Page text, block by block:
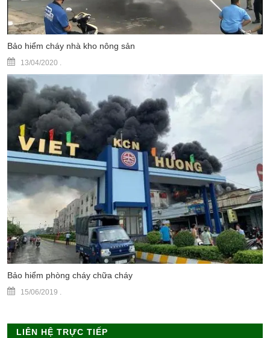
Bảo hiểm cháy nhà kho nông sản
13/04/2020 .
Bảo hiểm phòng cháy chữa cháy
15/06/2019 .
LIÊN HỆ TRỰC TIẾP